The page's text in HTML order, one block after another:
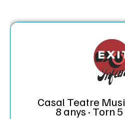
Casal Teatre
8 anys · Torn